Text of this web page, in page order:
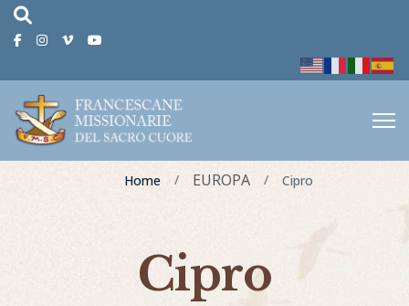
FacebookInstagram
Vimeo
fa-
glass
Home EUROPA Cipro
Cipro